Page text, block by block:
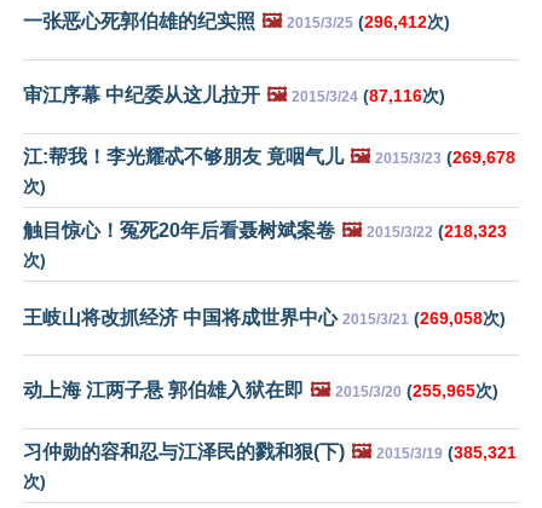
一张恶心死郭伯雄的纪实照 🖼️ 2015/3/25 (296,412次)
审江序幕 中纪委从这儿拉开 🖼️ 2015/3/24 (87,116次)
江:帮我！李光耀忒不够朋友 竟咽气儿 🖼️ 2015/3/23 (269,678
次)
触目惊心！冤死20年后看聂树斌案卷 🖼️ 2015/3/22 (218,323
次)
王岐山将改抓经济 中国将成世界中心 2015/3/21 (269,058次)
动上海 江两子悬 郭伯雄入狱在即 🖼️ 2015/3/20 (255,965次)
习仲勋的容和忍与江泽民的戮和狠(下) 🖼️ 2015/3/19 (385,321
次)